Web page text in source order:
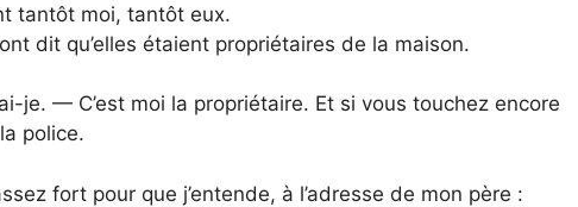
tantôt moi, tantôt eux.
dit qu’elles étaient propriétaires de la maison.
je. — C’est moi la propriétaire. Et si vous touchez encore
police.
fort pour que j’entende, à l’adresse de mon père :